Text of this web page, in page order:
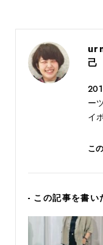
己
ー
イ
こ
- この記事を書